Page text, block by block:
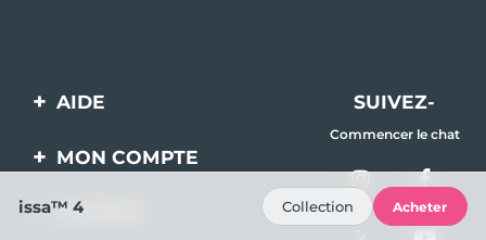
AIDE
Contactez-nous
livraisons
SUIVEZ-
NOUS
MON COMPTE
Enregistrement produit
SOCIÉTÉ
Commencer le chat
issa™ 4 Collection Acheter